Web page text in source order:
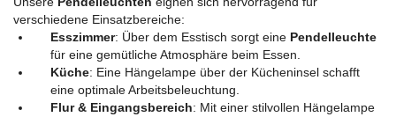
verschiedene Einsatzbereiche:
Esszimmer: Über dem Esstisch sorgt eine Pendelleuchte
für eine gemütliche Atmosphäre beim Essen.
Küche: Eine Hängelampe über der Kücheninsel schafft
eine optimale Arbeitsbeleuchtung.
Flur & Eingangsbereich: Mit einer stilvollen Hängelampe